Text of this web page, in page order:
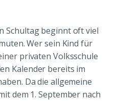
Schultag beginnt oft viel
Wer sein Kind für
privaten Volksschule
Kalender bereits im
Da die allgemeine
dem 1. September nach